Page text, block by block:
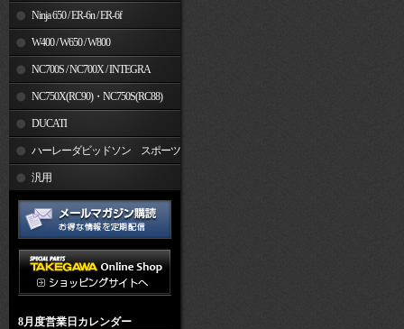
Ninja 650 / ER-6n / ER-6f
W400 / W650 / W800
NC700S / NC700X / INTEGRA
NC750X(RC90)・NC750S(RC88)
DUCATI
ハーレーダビッドソン スポーツ
スター汎用
8月度営業日カレンダー